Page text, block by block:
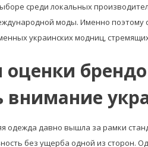
среди локальных
моды. Именно поэтому
украинских модниц,
оценки
внимание
одежда давно вышла за рамки
без ущерба одной из сторон.